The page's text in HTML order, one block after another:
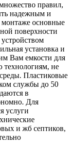
правил,
надежным и
монтаже основные
поверхности
установка и
Вам емкости для
технологиям, не
Пластиковые
службы до 50
в
Для
услуги
и жб септиков,